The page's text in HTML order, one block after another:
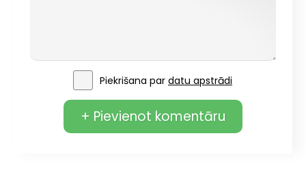
Piekrišana par datu apstrādi
+ Pievienot komentāru